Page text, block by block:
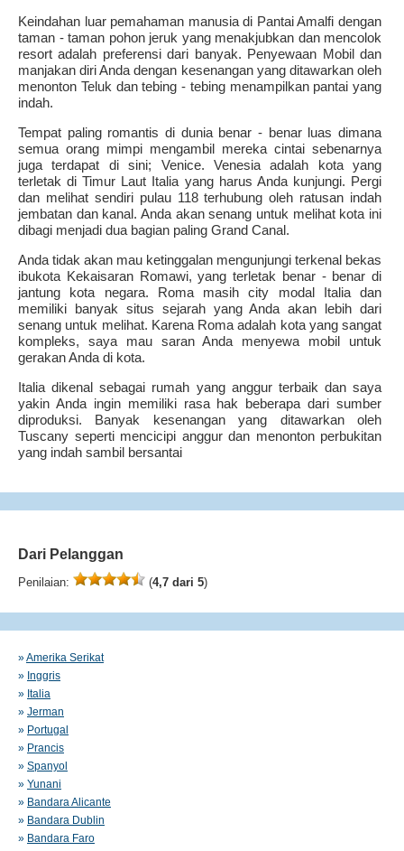
Keindahan luar pemahaman manusia di Pantai Amalfi dengan
taman - taman pohon jeruk yang menakjubkan dan mencolok
resort adalah preferensi dari banyak. Penyewaan Mobil dan
manjakan diri Anda dengan kesenangan yang ditawarkan oleh
menonton Teluk dan tebing - tebing menampilkan pantai yang
indah.
Tempat paling romantis di dunia benar - benar luas dimana
semua orang mimpi mengambil mereka cintai sebenarnya
juga terdapat di sini; Venice. Venesia adalah kota yang
terletak di Timur Laut Italia yang harus Anda kunjungi. Pergi
dan melihat sendiri pulau 118 terhubung oleh ratusan indah
jembatan dan kanal. Anda akan senang untuk melihat kota ini
dibagi menjadi dua bagian paling Grand Canal.
Anda tidak akan mau ketinggalan mengunjungi terkenal bekas
ibukota Kekaisaran Romawi, yang terletak benar - benar di
jantung kota negara. Roma masih city modal Italia dan
memiliki banyak situs sejarah yang Anda akan lebih dari
senang untuk melihat. Karena Roma adalah kota yang sangat
kompleks, saya mau saran Anda menyewa mobil untuk
gerakan Anda di kota.
Italia dikenal sebagai rumah yang anggur terbaik dan saya
yakin Anda ingin memiliki rasa hak beberapa dari sumber
diproduksi. Banyak kesenangan yang ditawarkan oleh
Tuscany seperti mencicipi anggur dan menonton perbukitan
yang indah sambil bersantai
Dari Pelanggan
Penilaian: (4,7 dari 5)
»Amerika Serikat
» Inggris
» Italia
» Jerman
» Portugal
» Prancis
» Spanyol
» Yunani
» Bandara Alicante
» Bandara Dublin
» Bandara Faro